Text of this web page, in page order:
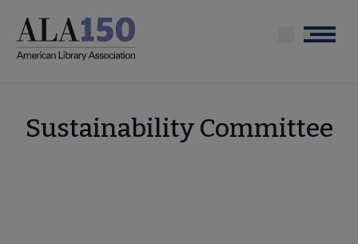
main
Menu
Sustainability Committee